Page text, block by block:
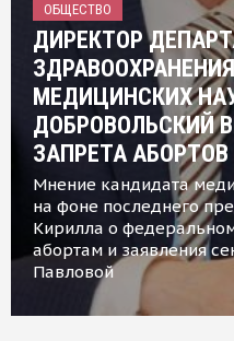
ОБЩЕСТВО
ДИРЕКТОР
МЕДИЦИНСКИХ
ДОБРОВОЛЬСКИЙ
ЗАПРЕТА АБОРТОВ
Мнение кандидата
на фоне последнего
Кирилла о
абортам и заявления
Павловой